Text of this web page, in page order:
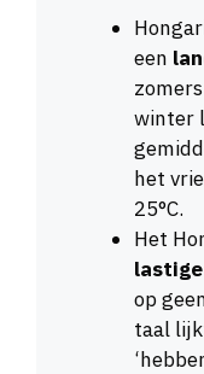
een
winter
het
25°C.
Het
op
taal